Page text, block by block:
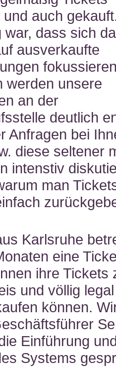
und auch
war, dass sich
ausverkaufte
werden unsere
an der
deutlich
Anfragen bei
diese seltener
intenstiv
man
Karlsruhe
eine
ihre Tickets
und völlig legal
können.
Einführung
Systems